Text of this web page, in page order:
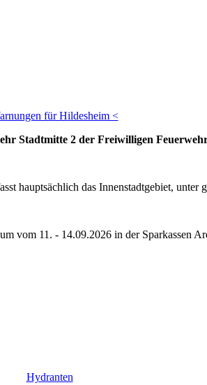
für Hildesheim <
Stadtmitte 2 der Freiwilligen
hauptsächlich das Innenstadtgebiet, unter
vom 11. - 14.09.2026 in der Sparkassen
Hydranten